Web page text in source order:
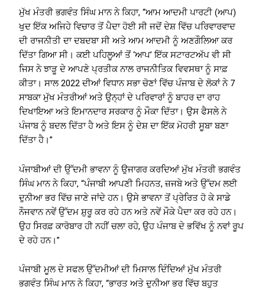
ਮੁੱਖ ਮੰਤਰੀ ਭਗਵੰਤ ਸਿੰਘ ਮਾਨ ਨੇ ਕਿਹਾ, “ਆਮ ਆਦਮੀ ਪਾਰਟੀ (ਆਪ)
ਖੁਦ ਇੱਕ ਅਜਿਹੇ ਵਿਚਾਰ ਤੋਂ ਪੈਦਾ ਹੋਈ ਸੀ ਜਦੋਂ ਦੇਸ਼ ਵਿੱਚ ਪਰਿਵਾਰਵਾਦ
ਦੀ ਰਾਜਨੀਤੀ ਦਾ ਦਬਦਬਾ ਸੀ ਅਤੇ ਆਮ ਆਦਮੀ ਨੂੰ ਅਣਗੌਲਿਆ ਕਰ
ਦਿੱਤਾ ਗਿਆ ਸੀ। ਕਈ ਪਹਿਲੂਆਂ ਤੋਂ ‘ਆਪ’ ਇੱਕ ਸਟਾਰਟਅੱਪ ਵੀ ਸੀ
ਜਿਸ ਨੇ ਝਾੜੂ ਦੇ ਆਪਣੇ ਪ੍ਰਤੀਕ ਨਾਲ ਰਾਜਨੀਤਿਕ ਵਿਵਸਥਾ ਨੂੰ ਸਾਫ਼
ਕੀਤਾ। ਸਾਲ 2022 ਦੀਆਂ ਵਿਧਾਨ ਸਭਾ ਚੋਣਾਂ ਵਿੱਚ ਪੰਜਾਬ ਦੇ ਲੋਕਾਂ ਨੇ 7
ਸਾਬਕਾ ਮੁੱਖ ਮੰਤਰੀਆਂ ਅਤੇ ਉਨ੍ਹਾਂ ਦੇ ਪਰਿਵਾਰਾਂ ਨੂੰ ਬਾਹਰ ਦਾ ਰਾਹ
ਦਿਖਾਇਆ ਅਤੇ ਇਮਾਨਦਾਰ ਸਰਕਾਰ ਨੂੰ ਮੌਕਾ ਦਿੱਤਾ। ਉਸ ਫੈਸਲੇ ਨੇ
ਪੰਜਾਬ ਨੂੰ ਬਦਲ ਦਿੱਤਾ ਹੈ ਅਤੇ ਇਸ ਨੂੰ ਦੇਸ਼ ਦਾ ਇੱਕ ਮੋਹਰੀ ਸੂਬਾ ਬਣਾ
ਦਿੱਤਾ ਹੈ।”
ਪੰਜਾਬੀਆਂ ਦੀ ਉੱਦਮੀ ਭਾਵਨਾ ਨੂੰ ਉਜਾਗਰ ਕਰਦਿਆਂ ਮੁੱਖ ਮੰਤਰੀ ਭਗਵੰਤ
ਸਿੰਘ ਮਾਨ ਨੇ ਕਿਹਾ, “ਪੰਜਾਬੀ ਆਪਣੀ ਮਿਹਨਤ, ਜ਼ਜਬੇ ਅਤੇ ਉੱਦਮ ਲਈ
ਦੁਨੀਆ ਭਰ ਵਿੱਚ ਜਾਣੇ ਜਾਂਦੇ ਹਨ। ਉਸੇ ਭਾਵਨਾ ਤੋਂ ਪ੍ਰੇਰਿਤ ਹੋ ਕੇ ਸਾਡੇ
ਨੌਜਵਾਨ ਨਵੇਂ ਉੱਦਮ ਸ਼ੁਰੂ ਕਰ ਰਹੇ ਹਨ ਅਤੇ ਨਵੇਂ ਮੌਕੇ ਪੈਦਾ ਕਰ ਰਹੇ ਹਨ।
ਉਹ ਸਿਰਫ਼ ਕਾਰੋਬਾਰ ਹੀ ਨਹੀਂ ਚਲਾ ਰਹੇ, ਉਹ ਪੰਜਾਬ ਦੇ ਭਵਿੱਖ ਨੂੰ ਨਵਾਂ ਰੂਪ
ਦੇ ਰਹੇ ਹਨ।”
ਪੰਜਾਬੀ ਮੂਲ ਦੇ ਸਫਲ ਉੱਦਮੀਆਂ ਦੀ ਮਿਸਾਲ ਦਿੰਦਿਆਂ ਮੁੱਖ ਮੰਤਰੀ
ਭਗਵੰਤ ਸਿੰਘ ਮਾਨ ਨੇ ਕਿਹਾ, “ਭਾਰਤ ਅਤੇ ਦੁਨੀਆ ਭਰ ਵਿੱਚ ਬਹੁਤ